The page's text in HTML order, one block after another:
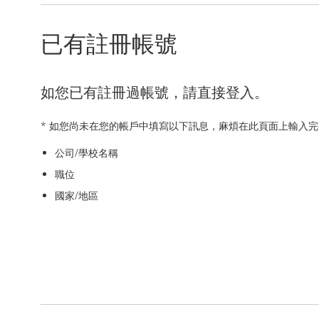
已有註冊帳號
如您已有註冊過帳號，請直接登入。
* 如您尚未在您的帳戶中填寫以下訊息，麻煩在此頁面上輸入完
公司/學校名稱
職位
國家/地區